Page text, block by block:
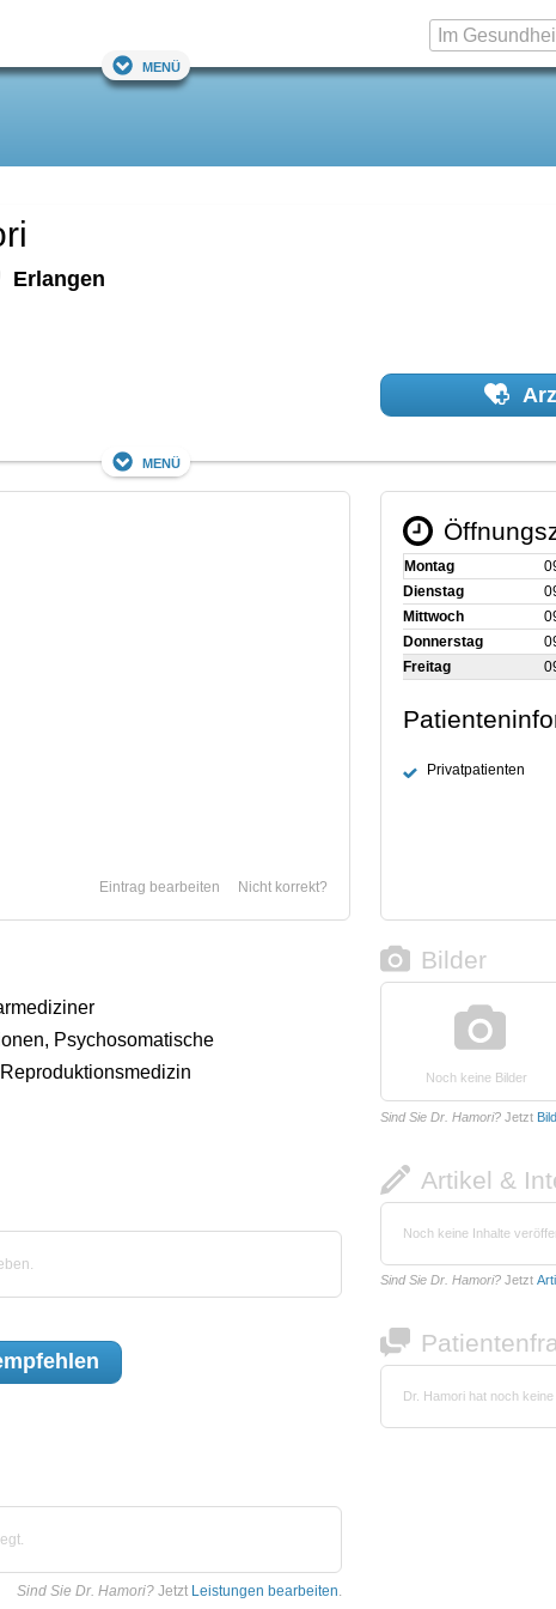
Menü
Erlangen
Menü
Nicht korrekt?
Eintrag bearbeiten
Montag
Dienstag
Mittwoch
Donnerstag
Freitag
Privatpatienten
Psychosomatische
Sind Sie Dr. Hamori? Jetzt Leistungen bearbeiten.
Bilder
Noch keine Bilder
Sind Sie Dr. Hamori? Jetzt
Artikel &
Noch keine Inhalte
Sind Sie Dr. Hamori? Jetzt
Dr. Hamori hat noch